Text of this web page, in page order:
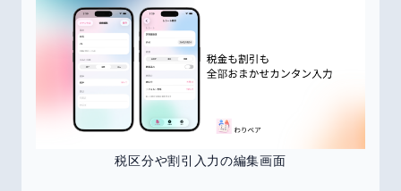
税区分や割引入力の編集画面